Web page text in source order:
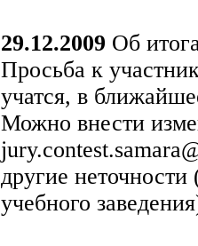
29.12.2009 Об
Просьба к
учатся, в
Можно внести
другие
учебного